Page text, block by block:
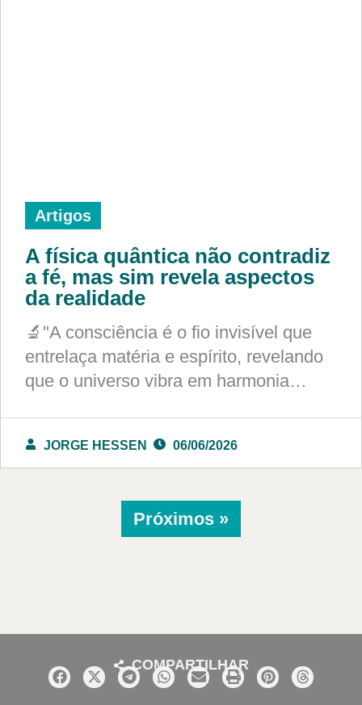
Artigos
A física quântica não contradiz
a fé, mas sim revela aspectos
da realidade
🔬"A consciência é o fio invisível que
entrelaça matéria e espírito, revelando
que o universo vibra em harmonia…
JORGE HESSEN 06/06/2026
Próximos »
COMPARTILHAR